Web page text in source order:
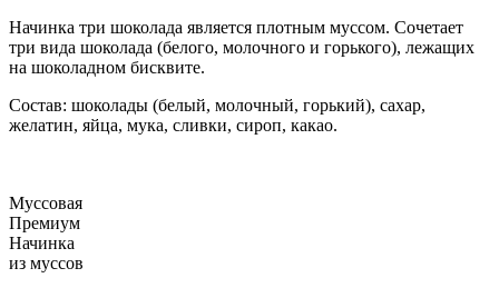
Начинка три шоколада является плотным муссом. Сочетает
три вида шоколада (белого, молочного и горького), лежащих
на шоколадном бисквите.
Состав: шоколады (белый, молочный, горький), сахар,
желатин, яйца, мука, сливки, сироп, какао.
Муссовая
Премиум
Начинка
из муссов